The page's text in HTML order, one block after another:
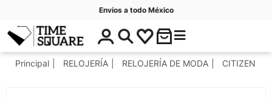
Envíos a todo México
Timesquare
$
0
.
C
t
Principal RELOJERÍA RELOJERÍA DE MODA CITIZEN